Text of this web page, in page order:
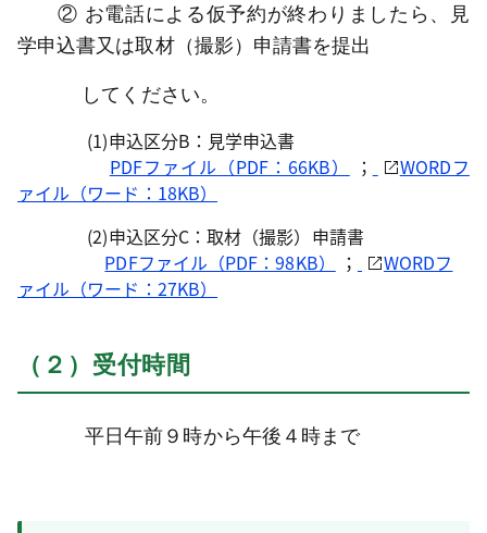
② お電話による仮予約が終わりましたら、見
学申込書又は取材（撮影）申請書を提出
してください。
(1)申込区分B：見学申込書
PDFファイル（PDF：66KB）
；
WORDフ
ァイル（ワード：18KB）
(2)申込区分C：取材（撮影）申請書
PDFファイル（PDF：98KB）
；
WORDフ
ァイル（ワード：27KB）
（２）受付時間
平日午前９時から午後４時まで